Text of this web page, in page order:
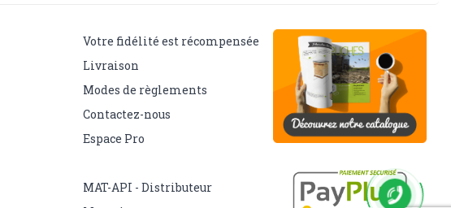
Votre fidélité est récompensée
Livraison
Modes de règlements
Contactez-nous
Espace Pro
MAT-API - Distributeur